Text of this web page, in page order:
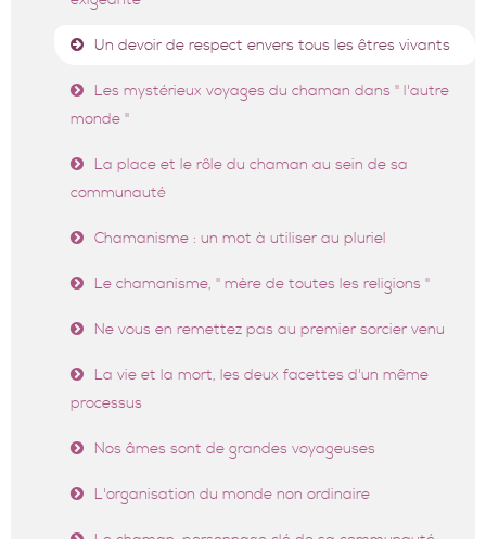
Un devoir de respect envers tous les êtres vivants
Les mystérieux voyages du chaman dans " l'autre
monde "
La place et le rôle du chaman au sein de sa
communauté
Chamanisme : un mot à utiliser au pluriel
Le chamanisme, " mère de toutes les religions "
Ne vous en remettez pas au premier sorcier venu
La vie et la mort, les deux facettes d'un même
processus
Nos âmes sont de grandes voyageuses
L'organisation du monde non ordinaire